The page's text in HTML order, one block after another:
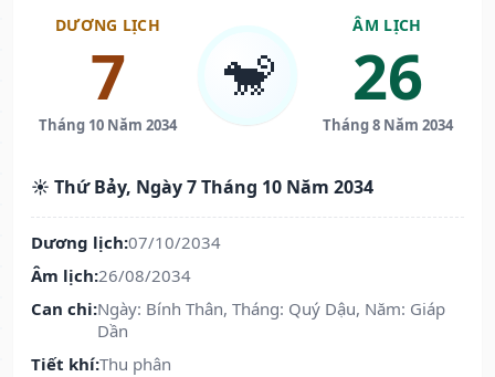
DƯƠNG LỊCH
7
Tháng 10 Năm 2034
🐒
ÂM LỊCH
26
Tháng 8 Năm 2034
☀️ Thứ Bảy, Ngày 7 Tháng 10 Năm 2034
Dương lịch:07/10/2034
Âm lịch:26/08/2034
Can chi:Ngày: Bính Thân, Tháng: Quý Dậu, Năm: Giáp
Dần
Tiết khí:Thu phân